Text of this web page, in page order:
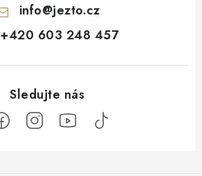
info@jezto.cz
+420 603 248 457